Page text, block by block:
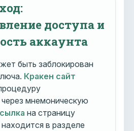
доступа и
аккаунта
быть заблокирован
Кракен сайт
мнемоническую
на страницу
в разделе